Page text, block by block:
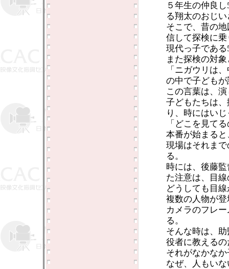
５年生の仲良
る翔太のおじ
そこで、昔の
信して探検に
現代っ子であ
また探検の対
「ニガウリは
の中で子ども
この言葉は、
子どもたちは
り、時にはい
「どこを見て
本番が始まると
現場はそれま
る。
時には、後藤
た注意は、目
どうしても目
複数の人物が
カメラのフレ
る。
そんな時は、
役者に教える
それがなかな
なぜ、人もい